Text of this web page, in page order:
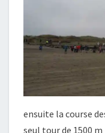
ensuite la course
seul tour de 1500